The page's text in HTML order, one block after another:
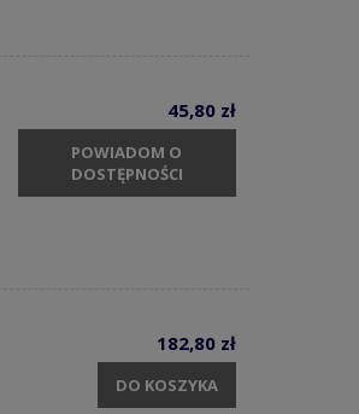
45,80 zł
POWIADOM O
DOSTĘPNOŚCI
182,80 zł
DO KOSZYKA